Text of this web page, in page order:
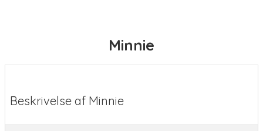
Minnie
Beskrivelse af Minnie